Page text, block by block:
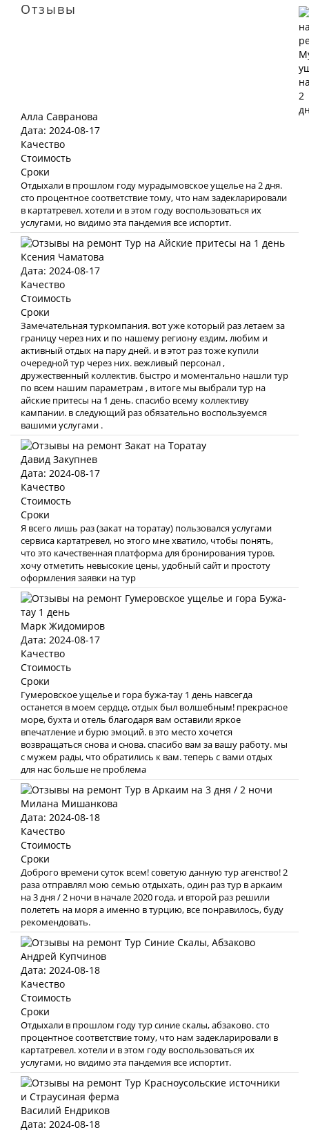
Отзывы
Алла Савранова
Дата: 2024-08-17
Качество
Стоимость
Сроки
Отдыхали в прошлом году мурадымовское ущелье на 2 дня.
сто процентное соответствие тому, что нам задекларировали
в картатревел. хотели и в этом году воспользоваться их
услугами, но видимо эта пандемия все испортит.
Ксения Чаматова
Дата: 2024-08-17
Качество
Стоимость
Сроки
Замечательная туркомпания. вот уже который раз летаем за
границу через них и по нашему региону ездим, любим и
активный отдых на пару дней. и в этот раз тоже купили
очередной тур через них. вежливый персонал ,
дружественный коллектив. быстро и моментально нашли тур
по всем нашим параметрам , в итоге мы выбрали тур на
айские притесы на 1 день. спасибо всему коллективу
кампании. в следующий раз обязательно воспользуемся
вашими услугами .
Давид Закупнев
Дата: 2024-08-17
Качество
Стоимость
Сроки
Я всего лишь раз (закат на торатау) пользовался услугами
сервиса картатревел, но этого мне хватило, чтобы понять,
что это качественная платформа для бронирования туров.
хочу отметить невысокие цены, удобный сайт и простоту
оформления заявки на тур
Марк Жидомиров
Дата: 2024-08-17
Качество
Стоимость
Сроки
Гумеровское ущелье и гора бужа-тау 1 день навсегда
останется в моем сердце, отдых был волшебным! прекрасное
море, бухта и отель благодаря вам оставили яркое
впечатление и бурю эмоций. в это место хочется
возвращаться снова и снова. спасибо вам за вашу работу. мы
с мужем рады, что обратились к вам. теперь с вами отдых
для нас больше не проблема
Милана Мишанкова
Дата: 2024-08-18
Качество
Стоимость
Сроки
Доброго времени суток всем! советую данную тур агенство! 2
раза отправлял мою семью отдыхать, один раз тур в аркаим
на 3 дня / 2 ночи в начале 2020 года, и второй раз решили
полететь на моря а именно в турцию, все понравилось, буду
рекомендовать.
Андрей Купчинов
Дата: 2024-08-18
Качество
Стоимость
Сроки
Отдыхали в прошлом году тур синие скалы, абзаково. сто
процентное соответствие тому, что нам задекларировали в
картатревел. хотели и в этом году воспользоваться их
услугами, но видимо эта пандемия все испортит.
Василий Ендриков
Дата: 2024-08-18